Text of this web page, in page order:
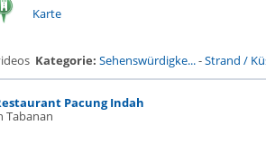
Karte
Kategorie: Sehenswürdigke...-Strand /
Pacung Indah
Tabanan